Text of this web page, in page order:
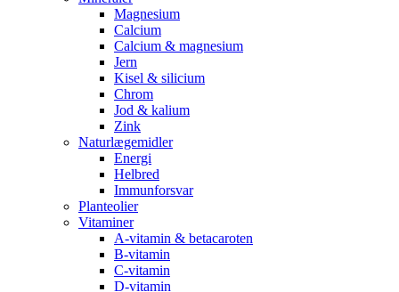
Magnesium
Calcium
Calcium & magnesium
Jern
Kisel & silicium
Chrom
Jod & kalium
Zink
Naturlægemidler
Energi
Helbred
Immunforsvar
Planteolier
Vitaminer
A-vitamin & betacaroten
B-vitamin
C-vitamin
D-vitamin